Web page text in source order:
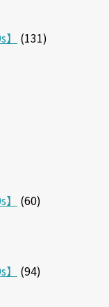
(131)
(60)
(94)